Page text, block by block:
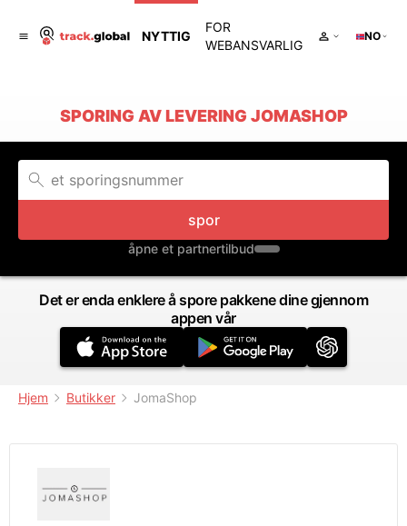
NYTTIG
FOR
WEBANSVARLIG
NO
SPORING AV LEVERING JOMASHOP
spor
åpne et partnertilbud
Det er enda enklere å spore pakkene dine gjennom
appen vår
Hjem Butikker JomaShop